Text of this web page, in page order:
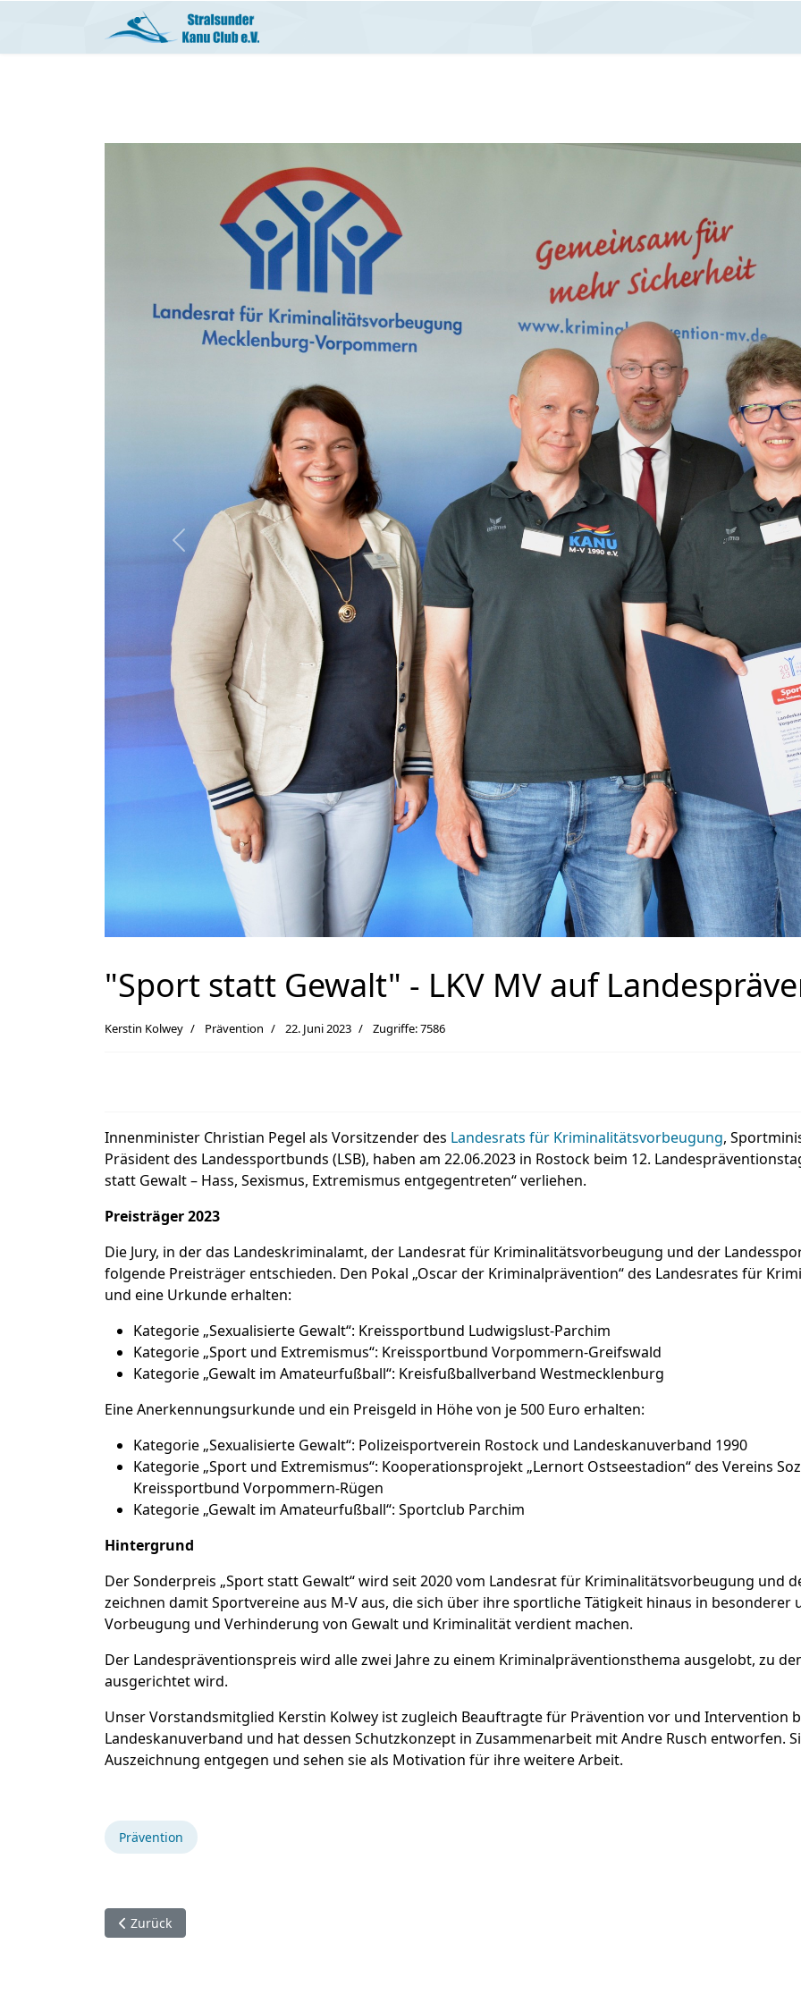
Previous
"Sport statt Gewalt" - LKV MV auf
Kerstin Kolwey Prävention 22. Juni 2023 Zugriffe: 7586
Innenminister Christian Pegel als Vorsitzender des Landesrats für Kriminalitätsvorbeugung,
Präsident des Landessportbunds (LSB), haben am 22.06.2023 in Rostock beim 12.
statt Gewalt – Hass, Sexismus, Extremismus entgegentreten“ verliehen.
Preisträger 2023
Die Jury, in der das Landeskriminalamt, der Landesrat für Kriminalitätsvorbeugung und der
folgende Preisträger entschieden. Den Pokal „Oscar der Kriminalprävention“ des Landesrates für
und eine Urkunde erhalten:
Kategorie „Sexualisierte Gewalt“: Kreissportbund Ludwigslust-Parchim
Kategorie „Sport und Extremismus“: Kreissportbund Vorpommern-Greifswald
Kategorie „Gewalt im Amateurfußball“: Kreisfußballverband Westmecklenburg
Eine Anerkennungsurkunde und ein Preisgeld in Höhe von je 500 Euro erhalten:
Kategorie „Sexualisierte Gewalt“: Polizeisportverein Rostock und Landeskanuverband 1990
Kategorie „Sport und Extremismus“: Kooperationsprojekt „Lernort Ostseestadion“ des Vereins
Kreissportbund Vorpommern-Rügen
Kategorie „Gewalt im Amateurfußball“: Sportclub Parchim
Hintergrund
Der Sonderpreis „Sport statt Gewalt“ wird seit 2020 vom Landesrat für Kriminalitätsvorbeugung und
zeichnen damit Sportvereine aus M-V aus, die sich über ihre sportliche Tätigkeit hinaus in besonderer
Vorbeugung und Verhinderung von Gewalt und Kriminalität verdient machen.
Der Landespräventionspreis wird alle zwei Jahre zu einem Kriminalpräventionsthema ausgelobt, zu
ausgerichtet wird.
Unser Vorstandsmitglied Kerstin Kolwey ist zugleich Beauftragte für Prävention vor und Intervention
Landeskanuverband und hat dessen Schutzkonzept in Zusammenarbeit mit Andre Rusch entworfen.
Auszeichnung entgegen und sehen sie als Motivation für ihre weitere Arbeit.
Prävention
Vorheriger Beitrag: Einführung des Safe Sport Codes im Deutschen Kanu Verband
Zurück